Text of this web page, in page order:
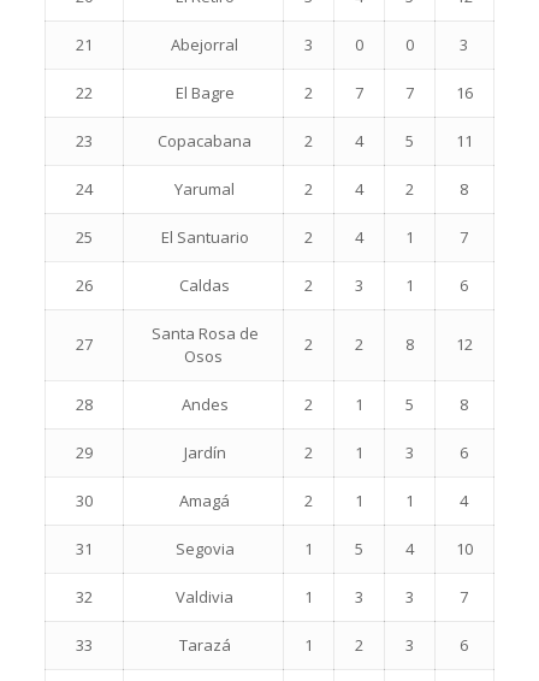
21 Abejorral 3 0 0 3
22 El Bagre 2 7 7 16
23 Copacabana 2 4 5 11
24 Yarumal 2 4 2 8
25 El Santuario 2 4 1 7
26 Caldas 2 3 1 6
27
Santa Rosa de
Osos
2 2 8 12
28 Andes 2 1 5 8
29 Jardín 2 1 3 6
30 Amagá 2 1 1 4
31 Segovia 1 5 4 10
32 Valdivia 1 3 3 7
33 Tarazá 1 2 3 6